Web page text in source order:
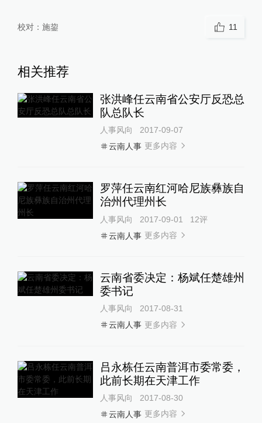
校对： 施鋆 11
相关推荐
张洪峰任云南省公安厅反恐总
队总队长
人事风向
2017-09-07
云南人事 更多内容
罗萍任云南红河哈尼族彝族自
治州代理州长
人事风向 2017-09-01 12评
云南人事 更多内容
云南省委决定：杨斌任楚雄州
委书记
人事风向
2017-08-31
云南人事 更多内容
吕永栋任云南普洱市委常委，
此前长期在天津工作
人事风向
2017-08-30
云南人事 更多内容